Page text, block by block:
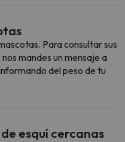
Para consultar sus
mandes un mensaje a
del peso de tu
esquí cercanas